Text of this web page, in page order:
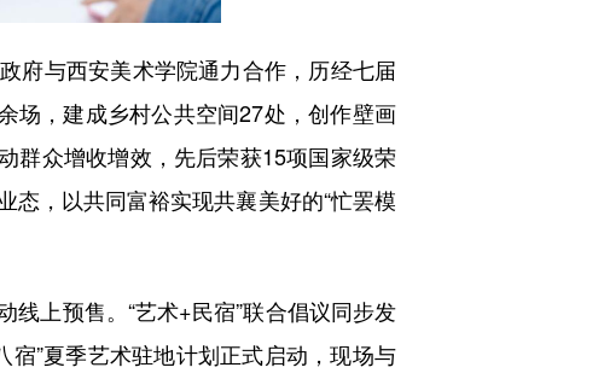
府与西安美术学院通力合作，历经七届
场，建成乡村公共空间27处，创作壁画
群众增收增效，先后荣获15项国家级荣
，以共同富裕实现共襄美好的“忙罢模
上预售。“艺术+民宿”联合倡议同步发
”夏季艺术驻地计划正式启动，现场与